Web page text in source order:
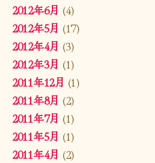
2012年6月 (4)
2012年5月 (17)
2012年4月 (3)
2012年3月 (1)
2011年12月 (1)
2011年8月 (2)
2011年7月 (1)
2011年5月 (1)
2011年4月 (2)